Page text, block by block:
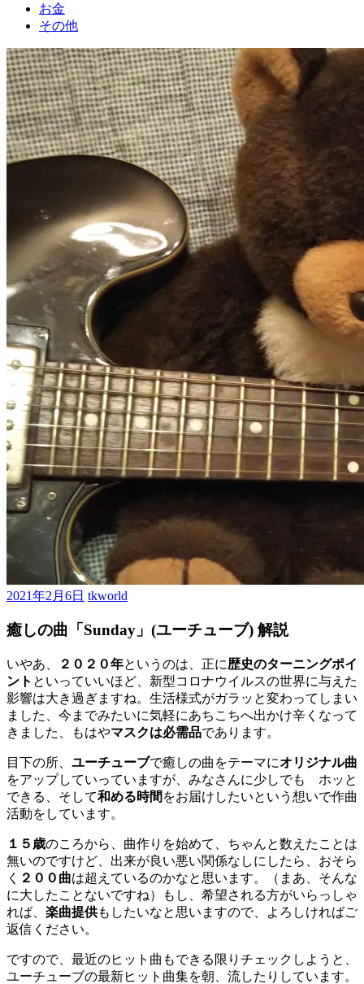
お金
その他
2021年2月6日 tkworld
癒しの曲「Sunday」(ユーチューブ) 解説
いやあ、 ２０２０年というのは、正に歴史のターニングポイ
ント といっていいほど、新型コロナウイルスの世界に与えた
影響は大き過ぎますね。生活様式がガラッと変わってしまい
ました、今までみたいに気軽にあちこちへ出かけ辛くなって
きました、もはやマスクは必需品であります。
目下の所、 ユーチューブで癒しの曲をテーマにオリジナル曲
をアップしていっていますが、みなさんに少しでも ホッと
できる、そして和める時間 をお届けしたいという想いで作曲
活動をしています。
１５歳のころから、曲作りを始めて、ちゃんと数えたことは
無いのですけど、出来が良い悪い関係なしにしたら、おそら
く ２００曲は超えているのかなと思います。（まあ、そんな
に大したことないですね）もし、希望される方がいらっしゃ
れば、 楽曲提供もしたいなと思いますので、よろしければご
返信ください。
ですので、最近のヒット曲もできる限りチェックしようと、
ユーチューブの最新ヒット曲集を朝、流したりしています。